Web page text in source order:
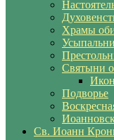
Храмы
Святыни
Подворье
Св. Иоанн